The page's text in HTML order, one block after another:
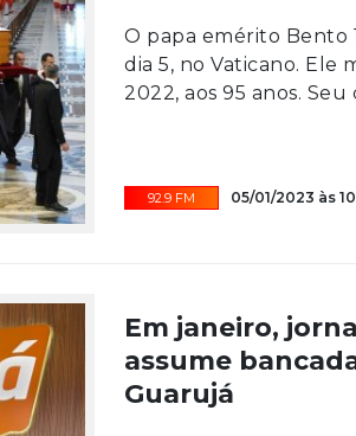
O papa emérito Bento
dia 5, no Vaticano. Ele
2022, aos 95 anos. Seu
92.9 FM 05/01/2023 às
Em janeiro,
assume
Guarujá